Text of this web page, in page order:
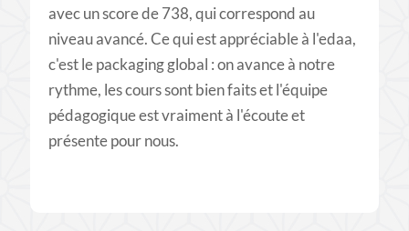
avec un score de 738, qui correspond au
niveau avancé. Ce qui est appréciable à l'edaa,
c'est le packaging global : on avance à notre
rythme, les cours sont bien faits et l'équipe
pédagogique est vraiment à l'écoute et
présente pour nous.